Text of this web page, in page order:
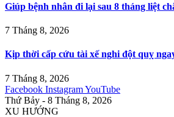
Giúp bệnh nhân đi lại sau 8 tháng liệt
7 Tháng 8, 2026
Kịp thời cấp cứu tài xế nghi đột quỵ
7 Tháng 8, 2026
Facebook InstagramYouTube
Thứ Bảy - 8 Tháng 8, 2026
XU HƯỚNG